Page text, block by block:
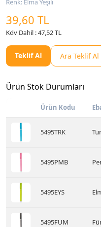
Renk: Elma Yeşili
39,60 TL
Kdv Dahil : 47,52 TL
Teklif Al Ara Teklif Al
Ürün Stok Durumları
Ürün Kodu
5495TRK
5495PMB
5495EYS
5495FUM